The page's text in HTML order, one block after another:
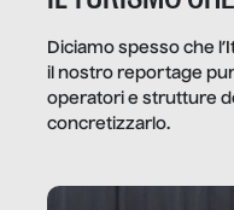
Diciamo spesso che
il nostro reportage
operatori e strutture
concretizzarlo.